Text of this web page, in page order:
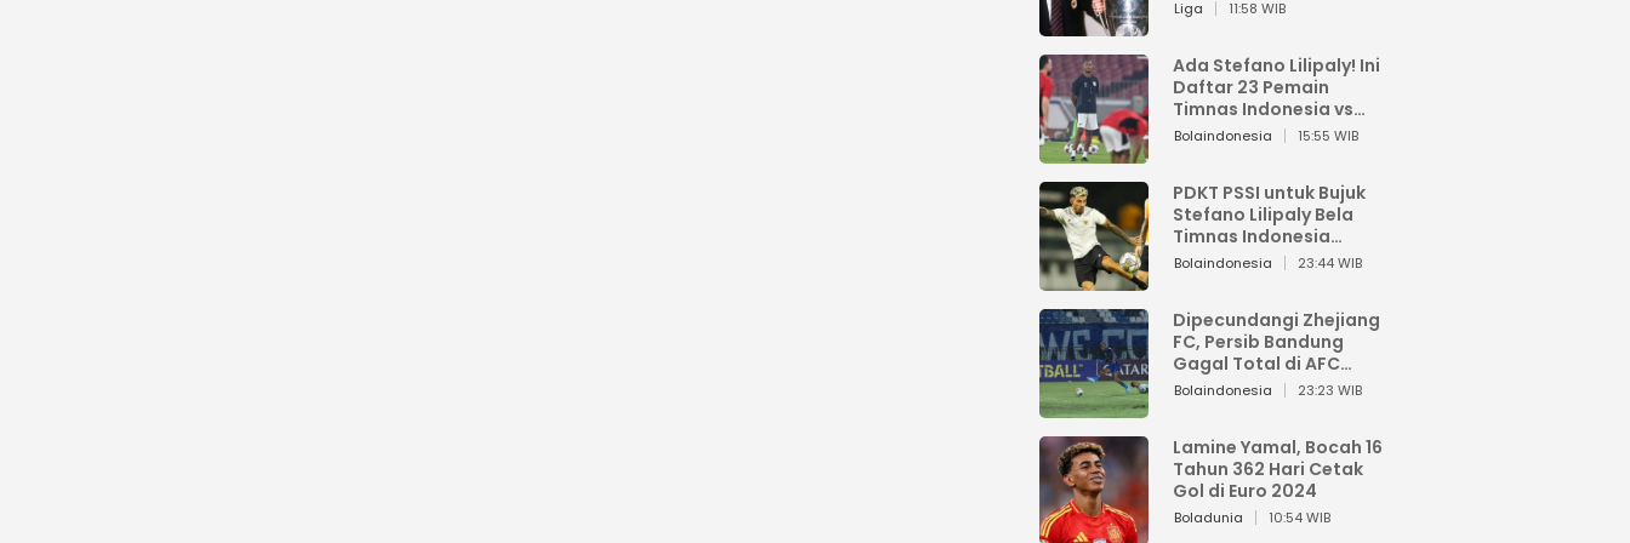
Liga 11:58 WIB
Ada Stefano Lilipaly! Ini
Daftar 23 Pemain
Timnas Indonesia vs
China
Bolaindonesia 15:55 WIB
PDKT PSSI untuk Bujuk
Stefano Lilipaly Bela
Timnas Indonesia
Berakhir Berantakan
Bolaindonesia 23:44 WIB
Dipecundangi Zhejiang
FC, Persib Bandung
Gagal Total di AFC
Champions League Two
Bolaindonesia 23:23 WIB
Lamine Yamal, Bocah 16
Tahun 362 Hari Cetak
Gol di Euro 2024
Boladunia 10:54 WIB